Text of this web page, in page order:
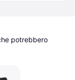
potrebbero